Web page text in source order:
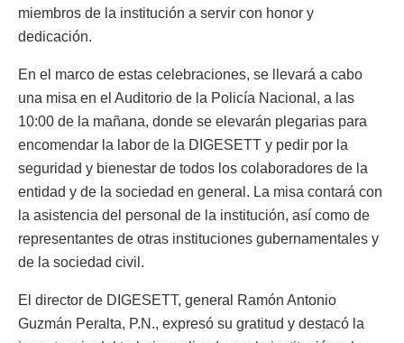
miembros de la institución a servir con honor y
dedicación.
En el marco de estas celebraciones, se llevará a cabo
una misa en el Auditorio de la Policía Nacional, a las
10:00 de la mañana, donde se elevarán plegarias para
encomendar la labor de la DIGESETT y pedir por la
seguridad y bienestar de todos los colaboradores de la
entidad y de la sociedad en general. La misa contará con
la asistencia del personal de la institución, así como de
representantes de otras instituciones gubernamentales y
de la sociedad civil.
El director de DIGESETT, general Ramón Antonio
Guzmán Peralta, P.N., expresó su gratitud y destacó la